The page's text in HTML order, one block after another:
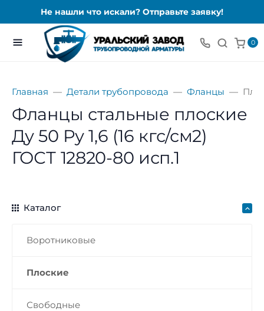
Не нашли что искали? Отправьте заявку!
0
Главная Детали трубопровода Фланцы
Фланцы стальные плоские
Ду 50 Ру 1,6 (16 кгс/см2)
ГОСТ 12820-80 исп.1
Каталог
Воротниковые
Плоские
Свободные